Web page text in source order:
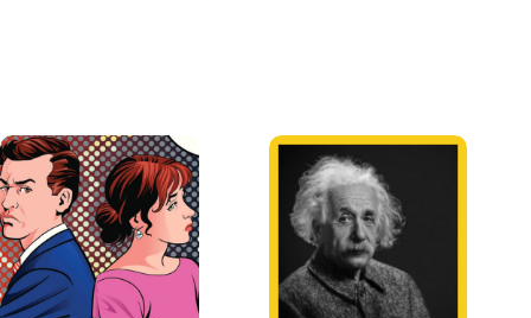
D’INCESTE
DEVRAIT
SAVOIR